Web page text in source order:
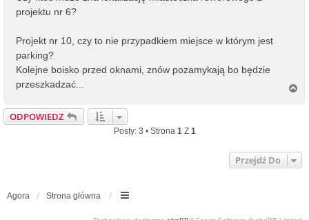
projektu nr 6?
Projekt nr 10, czy to nie przypadkiem miejsce w którym jest
parking?
Kolejne boisko przed oknami, znów pozamykają bo będzie
przeszkadzać...
ODPOWIEDZ
Posty: 3 • Strona 1Z 1
Przejdź Do
Agora Strona główna